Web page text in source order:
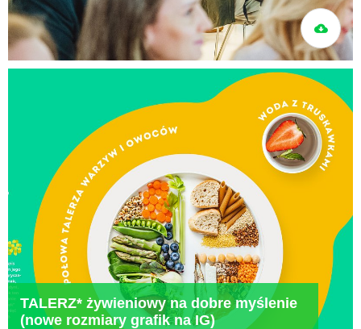
TALERZ* żywieniowy na dobre myślenie
(nowe rozmiary grafik na IG)